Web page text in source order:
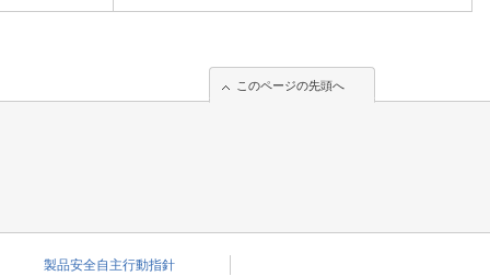
このページの先頭へ
このページの先頭へ
製品安全自主行動指針